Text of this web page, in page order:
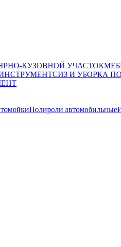
КУЗОВНОЙ УЧАСТОК
СИЗ И УБОРКА
Полироли автомобильные